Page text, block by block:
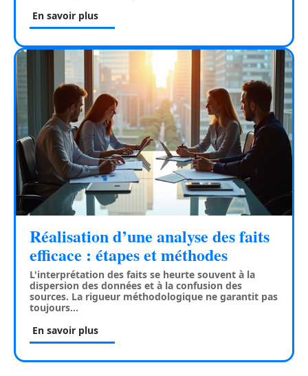
En savoir plus
Réalisation d’une analyse des faits
efficace : étapes et méthodes
L'interprétation des faits se heurte souvent à la
dispersion des données et à la confusion des
sources. La rigueur méthodologique ne garantit pas
toujours…
En savoir plus